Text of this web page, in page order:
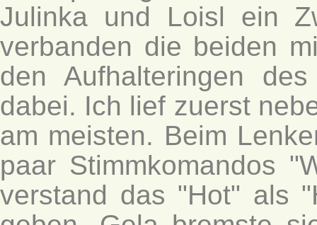
Julinka und Loisl ein
verbanden die beiden
den Aufhalteringen
dabei. Ich lief zuerst
am meisten. Beim
paar Stimmkomandos
verstand das "Hot" als